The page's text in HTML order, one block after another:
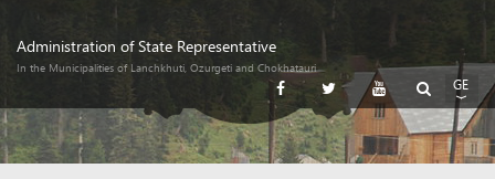
Administration of State Representative
In the Municipalities of Lanchkhuti, Ozurgeti and Chokhatauri
GE
EN
RU